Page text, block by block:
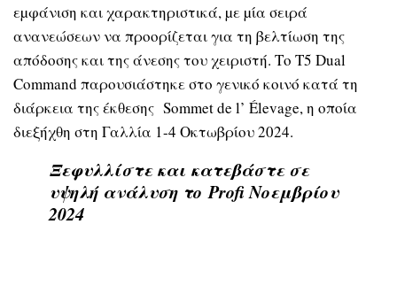
εµφάνιση και χαρακτηριστικά, µε µία σειρά
ανανεώσεων να προορίζεται για τη βελτίωση της
απόδοσης και της άνεσης του χειριστή. Το T5 Dual
Command παρουσιάστηκε στο γενικό κοινό κατά τη
διάρκεια της έκθεσης Sommet de l’ Élevage, η οποία
διεξήχθη στη Γαλλία 1-4 Οκτωβρίου 2024.
Ξεφυλλίστε και κατεβάστε σε
υψηλή ανάλυση τοProfi Νοεμβρίου
2024